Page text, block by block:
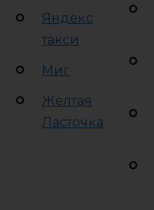
Яндекс
такси
Миг
Желтая
Ласточка